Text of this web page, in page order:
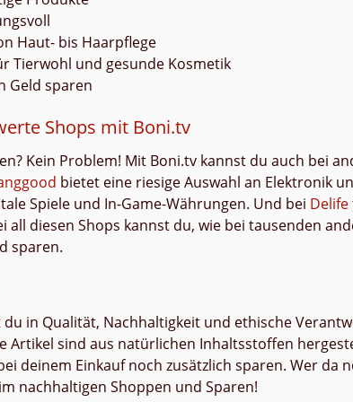
Haut- bis Haarpflege
Tierwohl und gesunde Kosmetik
Geld sparen
Shops mit Boni.tv
Kein Problem! Mit Boni.tv kannst du auch bei
bietet eine riesige Auswahl an Elektronik
Spiele und In-Game-Währungen. Und bei Delife
all diesen Shops kannst du, wie bei tausenden
sparen.
du in Qualität, Nachhaltigkeit und ethische
Artikel sind aus natürlichen Inhaltsstoffen
deinem Einkauf noch zusätzlich sparen. Wer da
nachhaltigen Shoppen und Sparen!